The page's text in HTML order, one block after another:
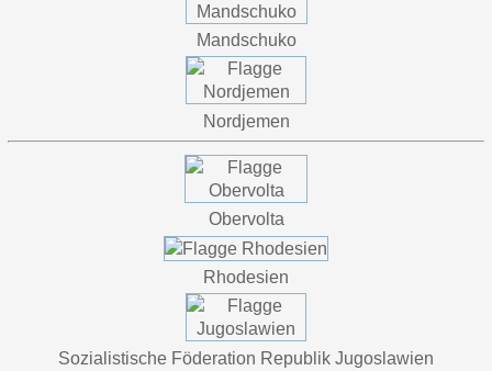
Mandschuko
Nordjemen
Obervolta
Rhodesien
Sozialistische Föderation Republik Jugoslawien